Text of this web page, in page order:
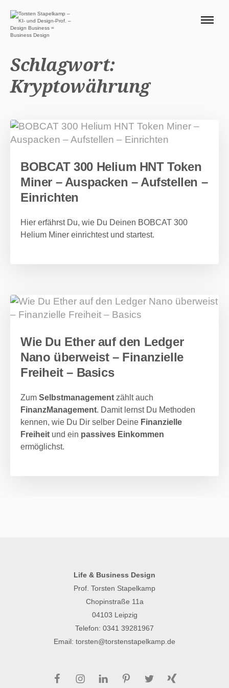
BLOG
SERVICE DESIGN THINKING
0 EURO ANGEBOTE 🎁
Suchen nach:
Schlagwort:
Kryptowährung
BOBCAT 300 Helium HNT Token
Miner – Auspacken – Aufstellen –
Einrichten
Hier erfährst Du, wie Du Deinen BOBCAT 300
Helium Miner einrichtest und startest.
Wie Du Ether auf den Ledger
Nano überweist – Finanzielle
Freiheit – Basics
Zum Selbstmanagement zählt auch
FinanzManagement. Damit lernst Du Methoden
kennen, wie Du Dir selber Deine Finanzielle
Freiheit und ein passives Einkommen
ermöglichst.
Life & Business Design
Prof. Torsten Stapelkamp
Chopinstraße 11a
04103 Leipzig
Telefon: 0341 39281967
Email: torsten@torstenstapelkamp.de
FacebookInstagram
LinkedInPinterestTwitterXing